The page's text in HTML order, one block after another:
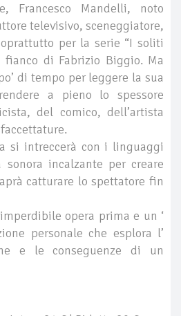
Francesco Mandelli, noto
televisivo, sceneggiatore,
per la serie “I soliti
di Fabrizio Biggio. Ma
di tempo per leggere la sua
a pieno lo spessore
del comico, dell’artista
si intreccerà con i linguaggi
incalzante per creare
catturare lo spettatore fin
opera prima e un ‘
personale che esplora l’
e le conseguenze di un